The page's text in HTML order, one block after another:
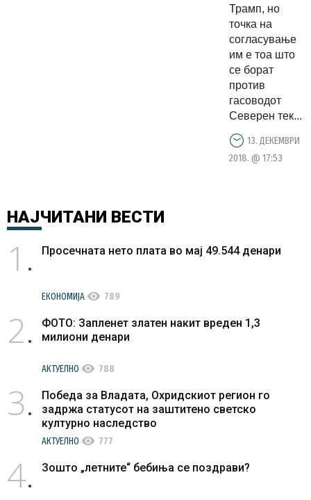
Трамп, но
точка на
согласување
им е тоа што
се борат
против
гасоводот
Северен тек...
13. ДЕКЕМВРИ
2018. @ 17:53
НАЈЧИТАНИ ВЕСТИ
1 Просечната нето плата во мај 49.544 денари
ЕКОНОМИЈА visibility 789
2
ФОТО: Запленет златен накит вреден 1,3
милиони денари
АКТУЕЛНО visibility 788
3
Победа за Владата, Охридскиот регион го
задржа статусот на заштитено светско
културно наследство
АКТУЕЛНО visibility 777
4 Зошто „летните“ бебиња се поздрави?